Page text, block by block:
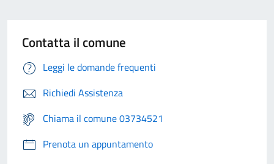
Contatta il comune
Leggi le domande frequenti
Richiedi Assistenza
Chiama il comune 03734521
Prenota un appuntamento